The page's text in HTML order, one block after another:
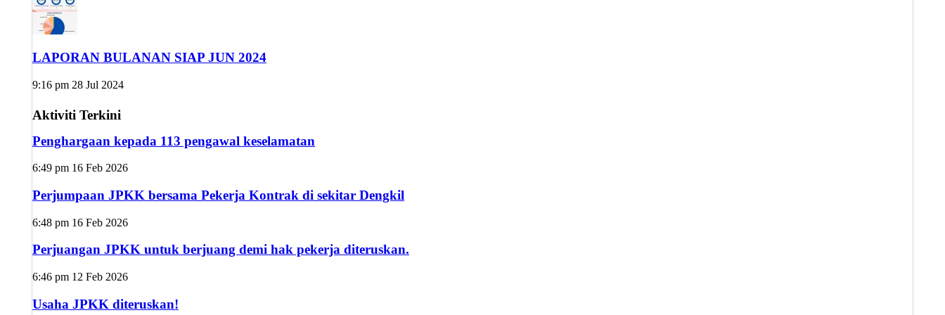
LAPORAN BULANAN SIAP JUN 2024
9:16 pm 28 Jul 2024
Aktiviti Terkini
Penghargaan kepada 113 pengawal keselamatan
6:49 pm 16 Feb 2026
Perjumpaan JPKK bersama Pekerja Kontrak di sekitar Dengkil
6:48 pm 16 Feb 2026
Perjuangan JPKK untuk berjuang demi hak pekerja diteruskan.
6:46 pm 12 Feb 2026
Usaha JPKK diteruskan!